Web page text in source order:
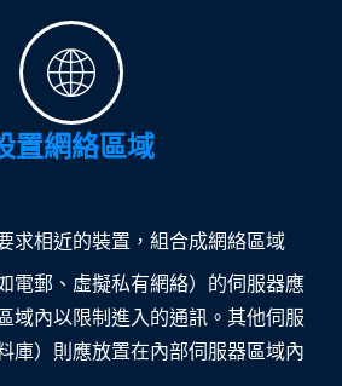
置網絡區域
求相近的裝置，組合成網絡區域
電郵、虛擬私有網絡）的伺服器應
域內以限制進入的通訊。其他伺服
庫）則應放置在內部伺服器區域內